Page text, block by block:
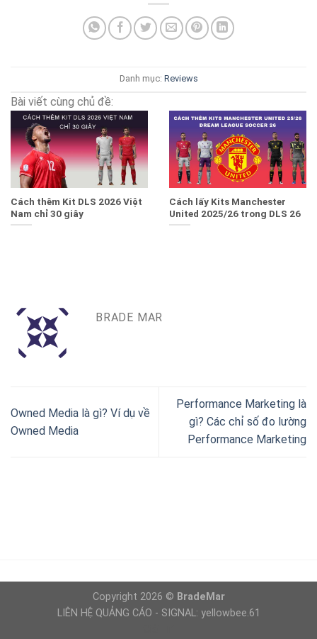
Danh mục: Reviews
Bài viết cùng chủ đề:
Cách thêm Kit DLS 2026 Việt
Nam chỉ 30 giây
Cách lấy Kits Manchester
United 2025/26 trong DLS 26
BRADE MAR
Owned Media là gì? Ví dụ về
Owned Media
Performance Marketing là
gì? Các chỉ số đo lường
Performance Marketing
Copyright 2026 © BradeMar
LIÊN HỆ QUẢNG CÁO - SIGNAL: yellowbee.61